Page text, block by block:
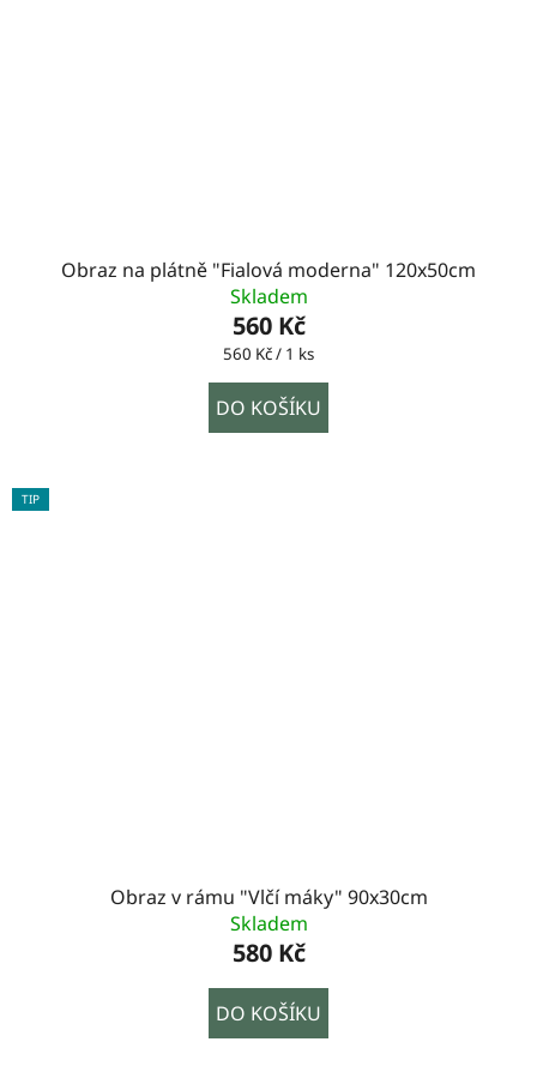
Obraz na plátně "Fialová moderna" 120x50cm
Skladem
560 Kč
Měrná
560 Kč / 1 ks
DO KOŠÍKU
TIP
Obraz v rámu "Vlčí máky" 90x30cm
Skladem
580 Kč
DO KOŠÍKU